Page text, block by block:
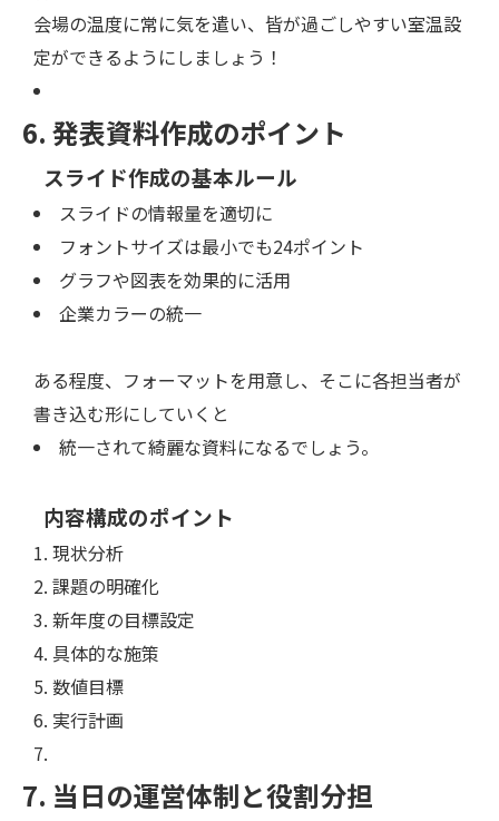
会場の温度に常に気を遣い、皆が過ごしやすい室温設
定ができるようにしましょう！
6. 発表資料作成のポイント
スライド作成の基本ルール
スライドの情報量を適切に
フォントサイズは最小でも24ポイント
グラフや図表を効果的に活用
企業カラーの統一
ある程度、フォーマットを用意し、そこに各担当者が
書き込む形にしていくと
統一されて綺麗な資料になるでしょう。
内容構成のポイント
現状分析
課題の明確化
新年度の目標設定
具体的な施策
数値目標
実行計画
7. 当日の運営体制と役割分担